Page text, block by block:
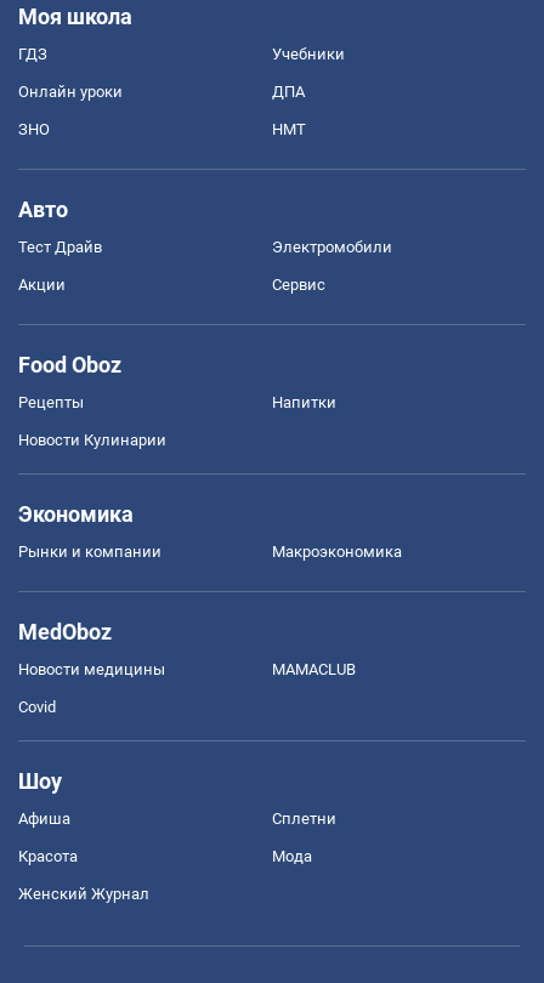
Моя школа
ГДЗ Учебники
Онлайн уроки ДПА
ЗНО НМТ
Авто
Тест Драйв Электромобили
Акции Сервис
Food Oboz
Рецепты Напитки
Новости Кулинарии
Экономика
Рынки и компании Mакроэкономика
MedOboz
Новости медицины MAMACLUB
Covid
Шоу
Афиша Сплетни
Красота Мода
Женский Журнал